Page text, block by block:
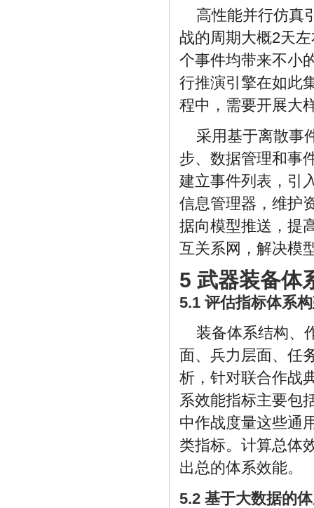
高性能并行仿真
战的周期大概2天
个事件均带来不小
行推演引擎在如此
程中，需要开展大
采用基于离散事
步、数据管理和事
建立事件列表，引
信息管理器，维护
据向模型推送，提
互关系网，解决模
5 武器装备体
5.1 评估指标体系
装备体系结构、
面、兵力层面、任
析，针对联合作战
系效能指标主要包
中作战度量这些通
类指标。计算总体
出总的体系效能。
5.2 基于大数据的